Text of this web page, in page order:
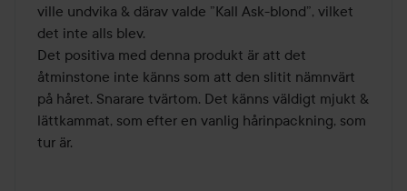
ville undvika & därav valde ”Kall Ask-blond”, vilket
det inte alls blev.
Det positiva med denna produkt är att det
åtminstone inte känns som att den slitit nämnvärt
på håret. Snarare tvärtom. Det känns väldigt mjukt &
lättkammat, som efter en vanlig hårinpackning, som
tur är.